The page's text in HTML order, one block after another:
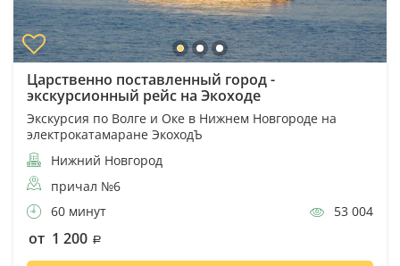
Царственно поставленный город -
экскурсионный рейс на Экоходе
Экскурсия по Волге и Оке в Нижнем Новгороде на
электрокатамаране ЭкоходЪ
Нижний Новгород
причал №6
60 минут
53 004
от 1 200